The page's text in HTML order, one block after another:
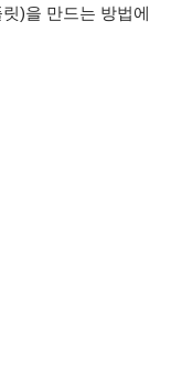
)을 만드는 방법에